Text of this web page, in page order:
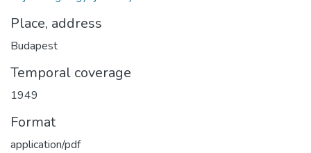
Place, address
Budapest
Temporal coverage
1949
Format
application/pdf